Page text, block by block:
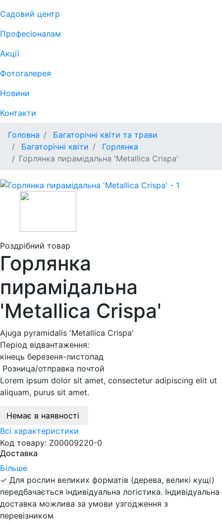
Садовий центр
Професіоналам
Акції
Фотогалерея
Новини
Контакти
Головна
Багаторічні квіти та трави
Багаторічні квіти
Горлянка
Горлянка пирамідальна 'Metallica Crispa'
Роздрібний товар
Горлянка
пирамідальна
'Metallica Crispa'
Ajuga pyramidalis 'Metallica Crispa'
Період відвантаження:
кінець березеня-листопад
Розница/отправка почтой
Lorem ipsum dolor sit amet, consectetur adipiscing elit ut
aliquam, purus sit amet.
Немає в наявності
Всі характеристики
Код товару: Z00009220-0
Доставка
Більше
✓ Для рослин великих форматів (дерева, великі кущі)
передбачається індивідуальна логістика. Індивідуальна
доставка можлива за умови узгодження з
перевізником